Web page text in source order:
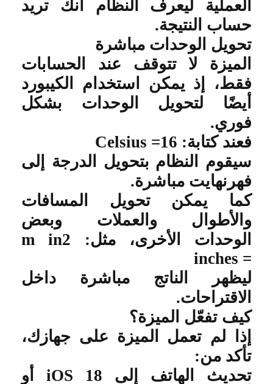
العملية ليعرف النظام أنك تريد
حساب النتيجة.
تحويل الوحدات مباشرة
الميزة لا تتوقف عند الحسابات
فقط، إذ يمكن استخدام الكيبورد
أيضًا لتحويل الوحدات بشكل
فوري.
فعند كتابة: 16
Celsius =
سيقوم النظام بتحويل الدرجة إلى
فهرنهايت مباشرة.
كما يمكن تحويل المسافات
والأطوال والعملات وبعض
الوحدات الأخرى، مثل: 2
m in
inches =
ليظهر الناتج مباشرة داخل
الاقتراحات.
كيف تفعّل الميزة؟
إذا لم تعمل الميزة على جهازك،
تأكد من:
تحديث الهاتف إلى iOS 18
أو